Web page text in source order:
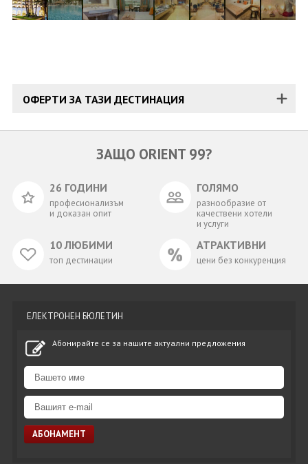
ОФЕРТИ ЗА ТАЗИ ДЕСТИНАЦИЯ
ЗАЩО ORIENT 99?
26 ГОДИНИ
професионализъм
и доказан опит
ГОЛЯМО
разнообразие от
качествени хотели
и услуги
10 ЛЮБИМИ
топ дестинации
АТРАКТИВНИ
цени без конкуренция
ЕЛЕКТРОНЕН БЮЛЕТИН
Абонирайте се за нашите актуални предложения